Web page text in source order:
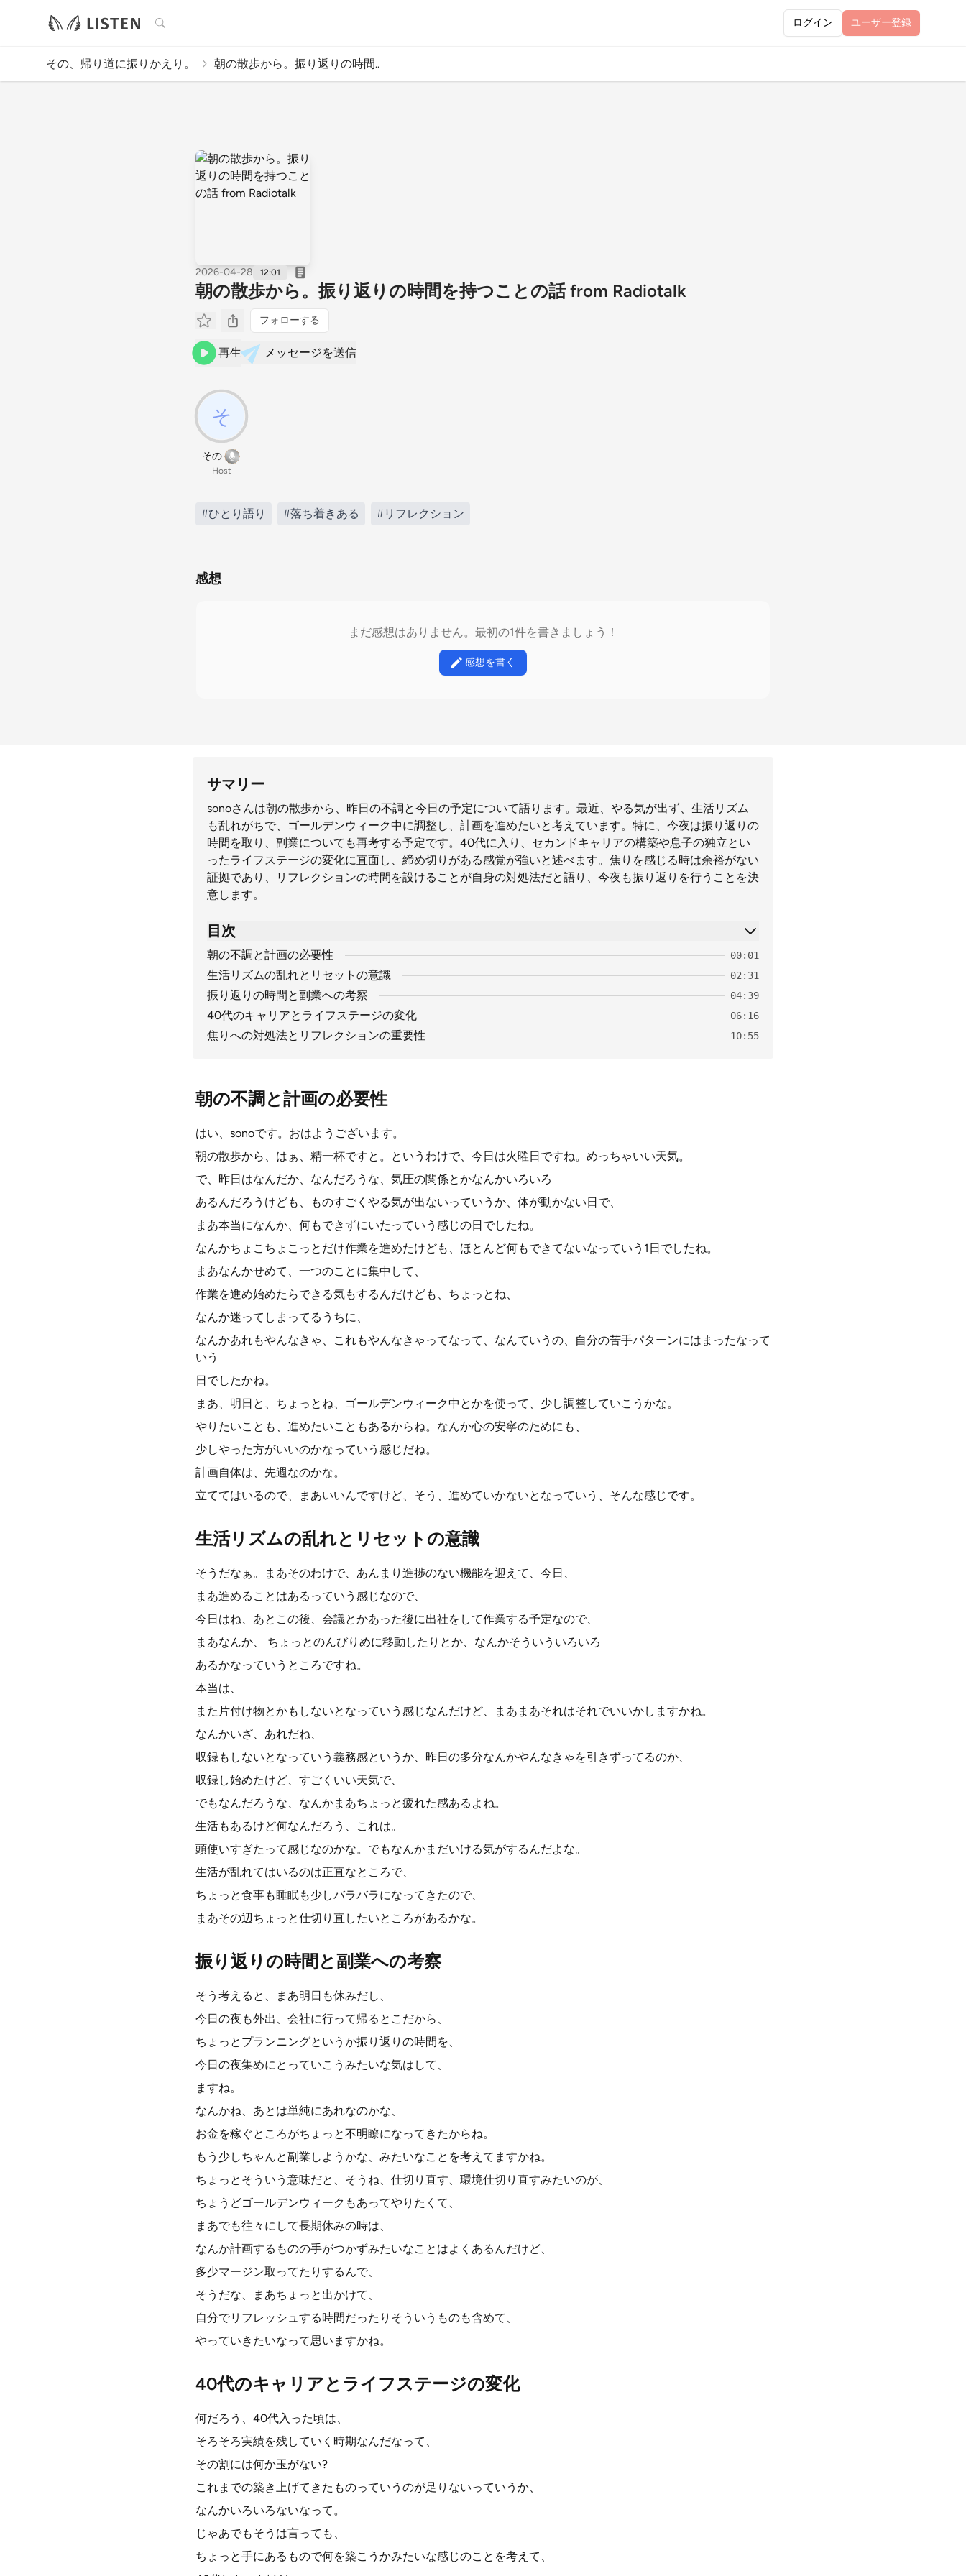
検索 ログイン ユーザー登録
その、帰り道に振りかえり。 朝の散歩から。振り返りの時間..
2026-04-28 12:01
朝の散歩から。振り返りの時間を持つことの話 from Radiotalk
フォローする
再生 メッセージを送信
その
Host
#ひとり語り #落ち着きある #リフレクション
感想
まだ感想はありません。最初の1件を書きましょう！
感想を書く
サマリー
sonoさんは朝の散歩から、昨日の不調と今日の予定について語ります。最近、やる気が出ず、生活リズム
も乱れがちで、ゴールデンウィーク中に調整し、計画を進めたいと考えています。特に、今夜は振り返りの
時間を取り、副業についても再考する予定です。40代に入り、セカンドキャリアの構築や息子の独立とい
ったライフステージの変化に直面し、締め切りがある感覚が強いと述べます。焦りを感じる時は余裕がない
証拠であり、リフレクションの時間を設けることが自身の対処法だと語り、今夜も振り返りを行うことを決
意します。
目次
朝の不調と計画の必要性 00:01
生活リズムの乱れとリセットの意識 02:31
振り返りの時間と副業への考察 04:39
40代のキャリアとライフステージの変化 06:16
焦りへの対処法とリフレクションの重要性 10:55
朝の不調と計画の必要性
はい、sonoです。おはようございます。
朝の散歩から、はぁ、精一杯ですと。というわけで、今日は火曜日ですね。めっちゃいい天気。
で、昨日はなんだか、なんだろうな、気圧の関係とかなんかいろいろ
あるんだろうけども、ものすごくやる気が出ないっていうか、体が動かない日で、
まあ本当になんか、何もできずにいたっていう感じの日でしたね。
なんかちょこちょこっとだけ作業を進めたけども、ほとんど何もできてないなっていう1日でしたね。
まあなんかせめて、一つのことに集中して、
作業を進め始めたらできる気もするんだけども、ちょっとね、
なんか迷ってしまってるうちに、
なんかあれもやんなきゃ、これもやんなきゃってなって、なんていうの、自分の苦手パターンにはまったなって
いう
日でしたかね。
まあ、明日と、ちょっとね、ゴールデンウィーク中とかを使って、少し調整していこうかな。
やりたいことも、進めたいこともあるからね。なんか心の安寧のためにも、
少しやった方がいいのかなっていう感じだね。
計画自体は、先週なのかな。
立ててはいるので、まあいいんですけど、そう、進めていかないとなっていう、そんな感じです。
生活リズムの乱れとリセットの意識
そうだなぁ。まあそのわけで、あんまり進捗のない機能を迎えて、今日、
まあ進めることはあるっていう感じなので、
今日はね、あとこの後、会議とかあった後に出社をして作業する予定なので、
まあなんか、 ちょっとのんびりめに移動したりとか、なんかそういういろいろ
あるかなっていうところですね。
本当は、
また片付け物とかもしないとなっていう感じなんだけど、まあまあそれはそれでいいかしますかね。
なんかいざ、あれだね、
収録もしないとなっていう義務感というか、昨日の多分なんかやんなきゃを引きずってるのか、
収録し始めたけど、すごくいい天気で、
でもなんだろうな、なんかまあちょっと疲れた感あるよね。
生活もあるけど何なんだろう、これは。
頭使いすぎたって感じなのかな。でもなんかまだいける気がするんだよな。
生活が乱れてはいるのは正直なところで、
ちょっと食事も睡眠も少しバラバラになってきたので、
まあその辺ちょっと仕切り直したいところがあるかな。
振り返りの時間と副業への考察
そう考えると、まあ明日も休みだし、
今日の夜も外出、会社に行って帰るとこだから、
ちょっとプランニングというか振り返りの時間を、
今日の夜集めにとっていこうみたいな気はして、
ますね。
なんかね、あとは単純にあれなのかな、
お金を稼ぐところがちょっと不明瞭になってきたからね。
もう少しちゃんと副業しようかな、みたいなことを考えてますかね。
ちょっとそういう意味だと、そうね、仕切り直す、環境仕切り直すみたいのが、
ちょうどゴールデンウィークもあってやりたくて、
まあでも往々にして長期休みの時は、
なんか計画するものの手がつかずみたいなことはよくあるんだけど、
多少マージン取ってたりするんで、
そうだな、まあちょっと出かけて、
自分でリフレッシュする時間だったりそういうものも含めて、
やっていきたいなって思いますかね。
40代のキャリアとライフステージの変化
何だろう、40代入った頃は、
そろそろ実績を残していく時期なんだなって、
その割には何か玉がない?
これまでの築き上げてきたものっていうのが足りないっていうか、
なんかいろいろないなって。
じゃあでもそうは言っても、
ちょっと手にあるもので何を築こうかみたいな感じのことを考えて、